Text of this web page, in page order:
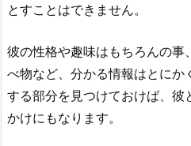
とすことはできません。
彼の性格や趣味はもちろんの事
べ物など、分かる情報はとにか
する部分を見つけておけば、彼
かけにもなります。